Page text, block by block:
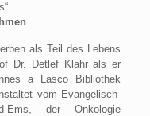
als Teil des Lebens
Dr. Detlef Klahr als er
a Lasco Bibliothek
vom Evangelisch-
Ems, der Onkologie